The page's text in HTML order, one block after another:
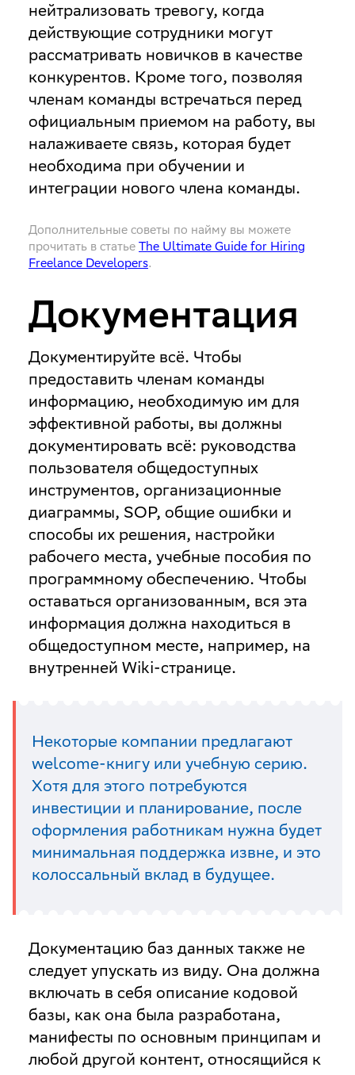
нейтрализовать тревогу, когда
действующие сотрудники могут
рассматривать новичков в качестве
конкурентов. Кроме того, позволяя
членам команды встречаться перед
официальным приемом на работу, вы
налаживаете связь, которая будет
необходима при обучении и
интеграции нового члена команды.
Дополнительные советы по найму вы можете
прочитать в статье The Ultimate Guide for Hiring
Freelance Developers.
Документация
Документируйте всё. Чтобы
предоставить членам команды
информацию, необходимую им для
эффективной работы, вы должны
документировать всё: руководства
пользователя общедоступных
инструментов, организационные
диаграммы, SOP, общие ошибки и
способы их решения, настройки
рабочего места, учебные пособия по
программному обеспечению. Чтобы
оставаться организованным, вся эта
информация должна находиться в
общедоступном месте, например, на
внутренней Wiki-странице.
Некоторые компании предлагают
welcome-книгу или учебную серию.
Хотя для этого потребуются
инвестиции и планирование, после
оформления работникам нужна будет
минимальная поддержка извне, и это
колоссальный вклад в будущее.
Документацию баз данных также не
следует упускать из виду. Она должна
включать в себя описание кодовой
базы, как она была разработана,
манифесты по основным принципам и
любой другой контент, относящийся к